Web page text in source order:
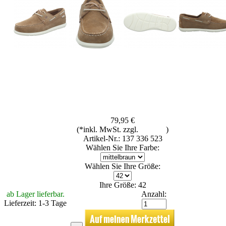
79,95 €
(*inkl. MwSt. zzgl.
)
Artikel-Nr.: 137 336 523
Wählen Sie Ihre Farbe:
Wählen Sie Ihre Größe:
Ihre Größe: 42
ab Lager lieferbar.
Lieferzeit: 1-3 Tage
Anzahl: